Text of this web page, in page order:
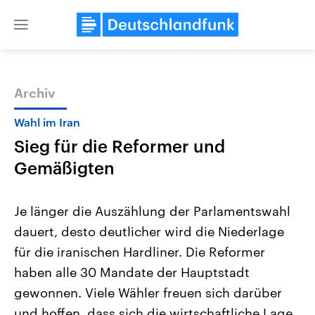
Close
Themen
Landtagswahl Sachsen-Anhalt
2026
Alle Informationen
Sachsen-Anhalt wählt am 6.
September 2026 einen neuen
Landtag. Seit 2021 wird das
Bundesland von einer Koalition aus
USA
Aktuelle Beiträge,
Hintergründe
Wirtschaftlich und
gehören die Vereinigten
den mächtigsten Ländern
mit großem Einfluss auf
Archiv
Wahl im Iran
Sieg für die Reformer und
Gemäßigten
Je länger die Auszählung der Parlamentswahl
dauert, desto deutlicher wird die Niederlage
für die iranischen Hardliner. Die Reformer
haben alle 30 Mandate der Hauptstadt
gewonnen. Viele Wähler freuen sich darüber